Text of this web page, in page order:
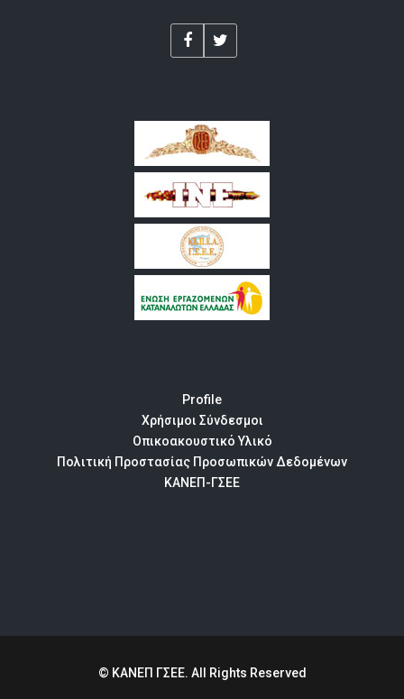
Profile
Χρήσιμοι Σύνδεσμοι
Οπικοακουστικό Υλικό
Πολιτική Προστασίας Προσωπικών Δεδομένων
ΚΑΝΕΠ-ΓΣΕΕ
© ΚΑΝΕΠ ΓΣΕΕ. All Rights Reserved